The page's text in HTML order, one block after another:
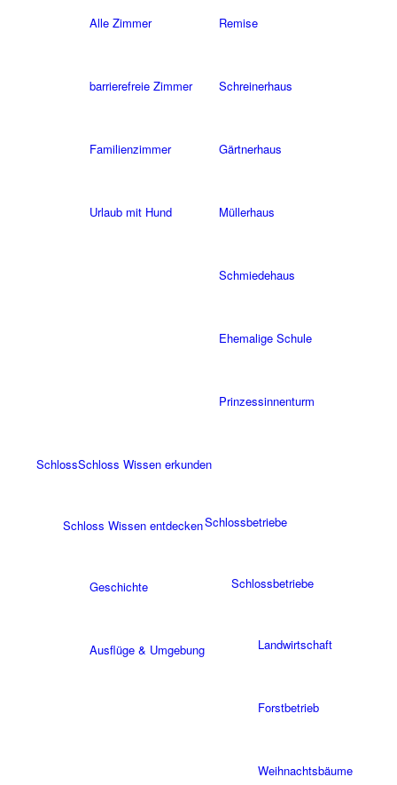
Alle Zimmer
barrierefreie Zimmer
Familienzimmer
Urlaub mit Hund
Remise
Schreinerhaus
Gärtnerhaus
Müllerhaus
Schmiedehaus
Ehemalige Schule
Prinzessinnenturm
SchlossSchloss Wissen erkunden
Schloss Wissen entdecken
Geschichte
Ausflüge & Umgebung
Schlossbetriebe
Schlossbetriebe
Landwirtschaft
Forstbetrieb
Weihnachtsbäume